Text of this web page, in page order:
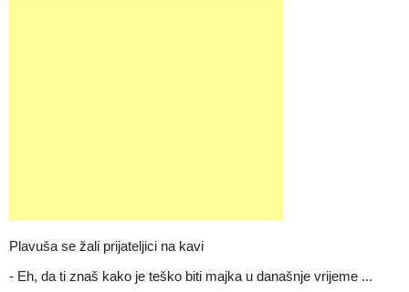
Plavuša se žali prijateljici na kavi
- Eh, da ti znaš kako je teško biti majka u današnje vrijeme ...